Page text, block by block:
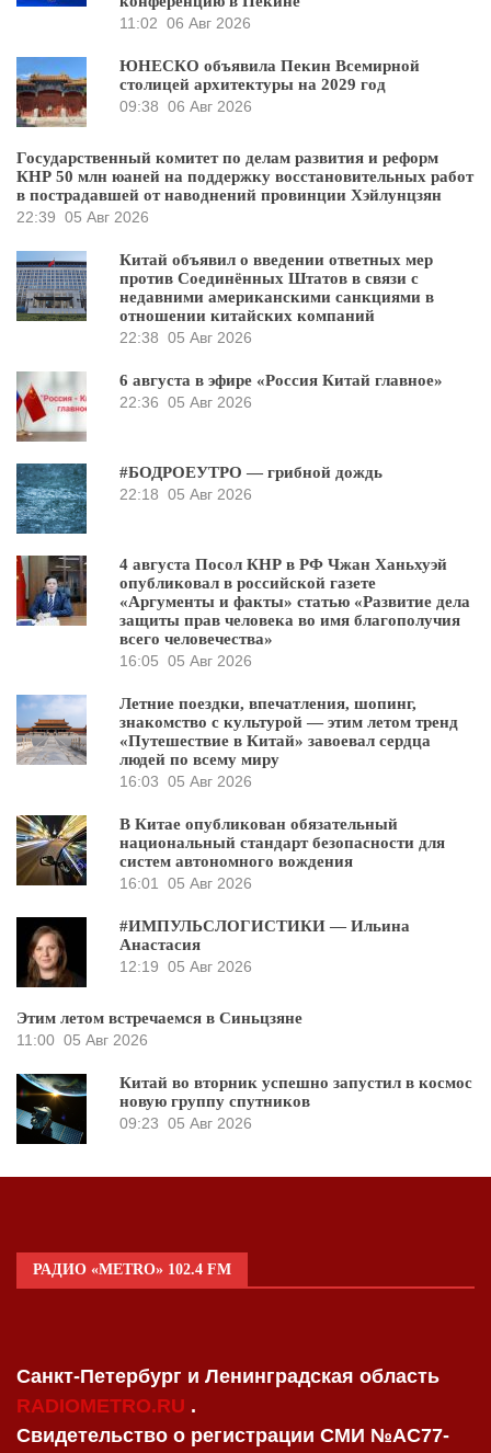
11:02 06 Авг 2026
ЮНЕСКО объявила Пекин Всемирной
столицей архитектуры на 2029 год
09:38 06 Авг 2026
Государственный комитет по делам развития и реформ
КНР 50 млн юаней на поддержку восстановительных работ
в пострадавшей от наводнений провинции Хэйлунцзян
22:39 05 Авг 2026
Китай объявил о введении ответных мер
против Соединённых Штатов в связи с
недавними американскими санкциями в
отношении китайских компаний
22:38 05 Авг 2026
6 августа в эфире «Россия Китай главное»
22:36 05 Авг 2026
#БОДРОЕУТРО — грибной дождь
22:18 05 Авг 2026
4 августа Посол КНР в РФ Чжан Ханьхуэй
опубликовал в российской газете
«Аргументы и факты» статью «Развитие дела
защиты прав человека во имя благополучия
всего человечества»
16:05 05 Авг 2026
Летние поездки, впечатления, шопинг,
знакомство с культурой — этим летом тренд
«Путешествие в Китай» завоевал сердца
людей по всему миру
16:03 05 Авг 2026
В Китае опубликован обязательный
национальный стандарт безопасности для
систем автономного вождения
16:01
05 Авг 2026
#ИМПУЛЬСЛОГИСТИКИ — Ильина
Анастасия
12:19 05 Авг 2026
Этим летом встречаемся в Синьцзяне
11:00 05 Авг 2026
Китай во вторник успешно запустил в космос
новую группу спутников
09:23 05 Авг 2026
РАДИО «METRO» 102.4 FM
Санкт-Петербург и Ленинградская область
RADIOMETRO.RU .
Свидетельство о регистрации СМИ №AC77-